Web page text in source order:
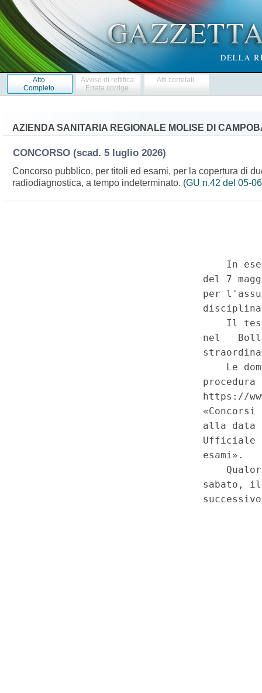
Atto
Completo
Avviso di rettifica
Errata corrige
Atti correlati
AZIENDA SANITARIA REGIONALE MOLISE DI
CONCORSO (scad. 5 luglio 2026)
Concorso pubblico, per titoli ed esami, per la copertura di
radiodiagnostica, a tempo indeterminato. (GU n.42 del 05-